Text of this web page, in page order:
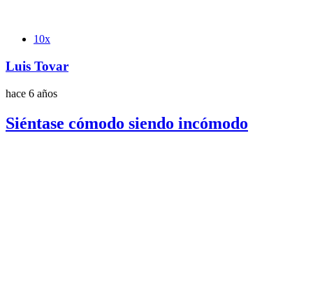
Etiquetas
10x
Luis Tovar
hace 6 años
Siéntase cómodo siendo incómodo